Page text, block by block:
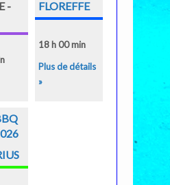
-
FLOREFFE
18 h 00 min
Plus de détails
»